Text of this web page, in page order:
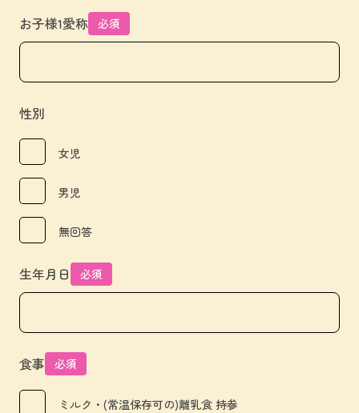
お子様1愛称 必須
性別
女児
男児
無回答
生年月日 必須
食事 必須
ミルク・(常温保存可の)離乳食 持参